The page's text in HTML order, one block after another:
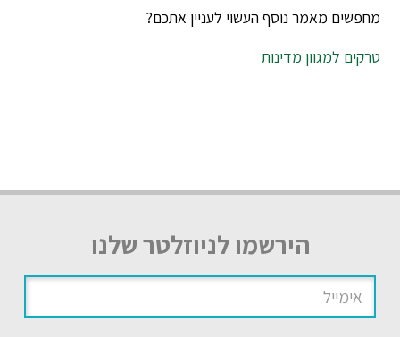
מחפשים מאמר נוסף העשוי לעניין אתכם?
טרקים למגוון מדינות
הירשמו לניוזלטר שלנו